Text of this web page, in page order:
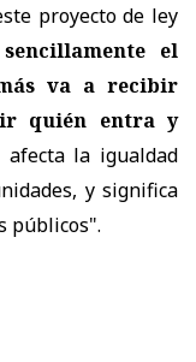
proyecto de ley
el
va a recibir
quién entra y
afecta la igualdad
y significa
públicos".